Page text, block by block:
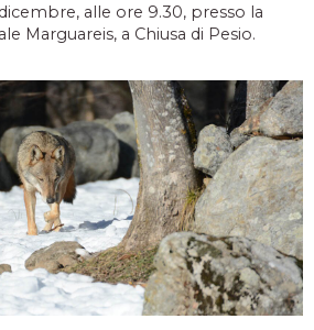
dicembre, alle ore 9.30, presso la
Marguareis, a Chiusa di Pesio.